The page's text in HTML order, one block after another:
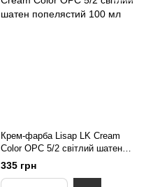
Крем-фарба Lisap LK Cream
Color OPC 5/2 світлий шатен
попелястий 100 мл
335 грн